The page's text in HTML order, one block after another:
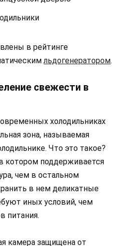
в рейтинге
льдогенератором.
свежести в
холодильниках
зона, называемая
Что это такое?
поддерживается
чем в остальном
в нем деликатные
иных условий, чем
питания.
камера защищена от